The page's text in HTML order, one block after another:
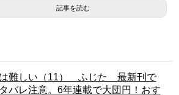
記事を読む
は難しい（11） ふじた 最新刊で
バレ注意。6年連載で大団円！おす